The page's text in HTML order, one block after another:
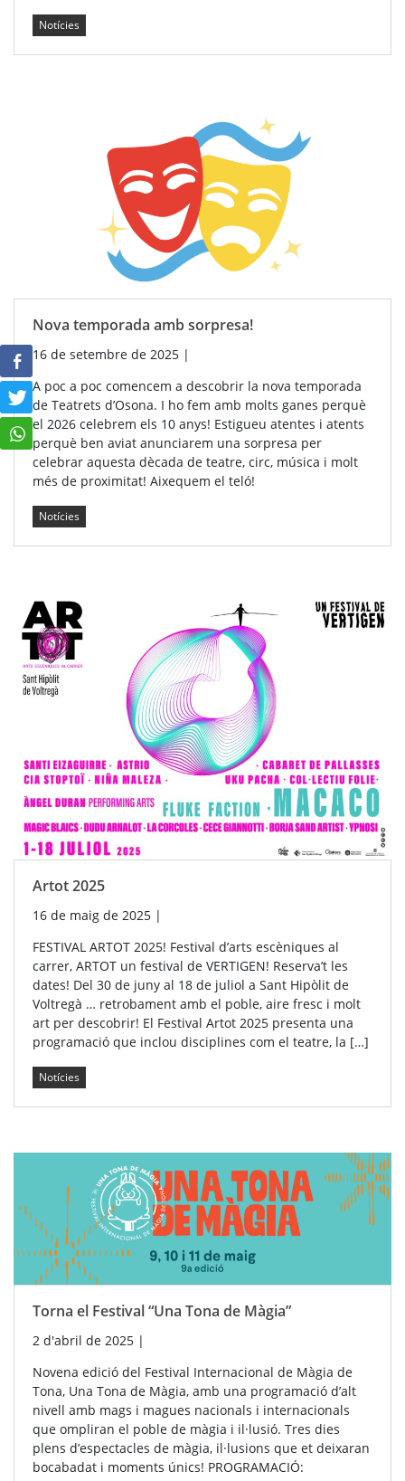
Notícies
Nova temporada amb sorpresa!
16 de setembre de 2025 |
A poc a poc comencem a descobrir la nova temporada
de Teatrets d’Osona. I ho fem amb molts ganes perquè
el 2026 celebrem els 10 anys! Estigueu atentes i atents
perquè ben aviat anunciarem una sorpresa per
celebrar aquesta dècada de teatre, circ, música i molt
més de proximitat! Aixequem el teló!
Notícies
Artot 2025
16 de maig de 2025 |
FESTIVAL ARTOT 2025! Festival d’arts escèniques al
carrer, ARTOT un festival de VERTIGEN! Reserva’t les
dates! Del 30 de juny al 18 de juliol a Sant Hipòlit de
Voltregà … retrobament amb el poble, aire fresc i molt
art per descobrir! El Festival Artot 2025 presenta una
programació que inclou disciplines com el teatre, la […]
Notícies
Torna el Festival “Una Tona de Màgia”
2 d'abril de 2025 |
Novena edició del Festival Internacional de Màgia de
Tona, Una Tona de Màgia, amb una programació d’alt
nivell amb mags i magues nacionals i internacionals
que ompliran el poble de màgia i il·lusió. Tres dies
plens d’espectacles de màgia, il·lusions que et deixaran
bocabadat i moments únics! PROGRAMACIÓ: